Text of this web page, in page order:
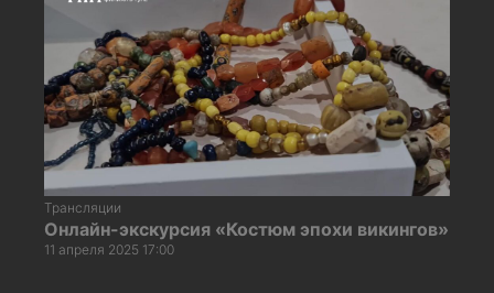
Трансляции
Онлайн-экскурсия «Костюм эпохи викингов»
11 апреля 2025 17:00